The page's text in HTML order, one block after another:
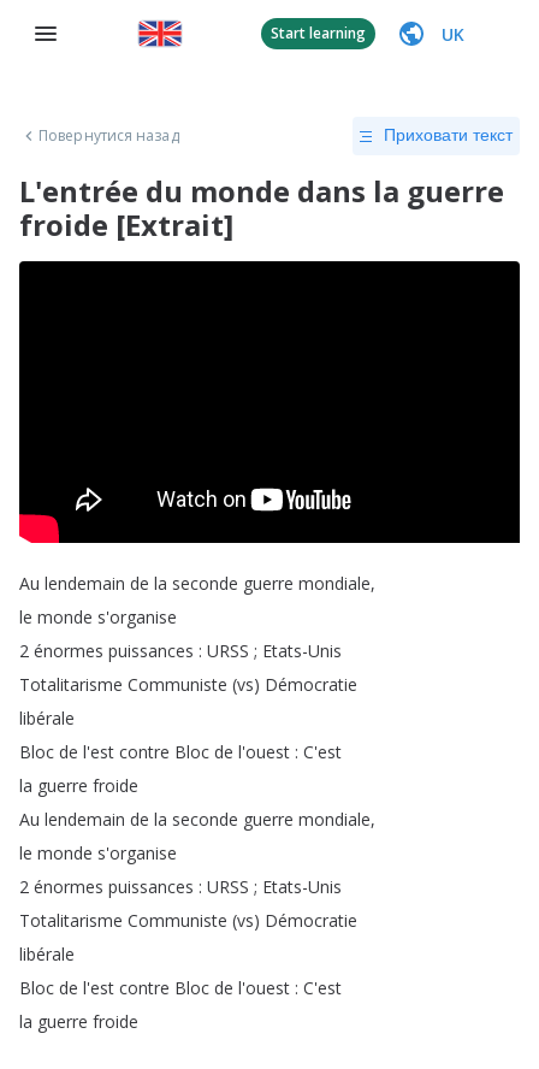
Start learning UK
Повернутися назад Приховати текст
L'entrée du monde dans la guerre
froide [Extrait]
Au lendemain de la seconde guerre mondiale,
le monde s'organise
2 énormes puissances : URSS ; Etats-Unis
Totalitarisme Communiste (vs) Démocratie
libérale
Bloc de l'est contre Bloc de l'ouest : C'est
la guerre froide
Au lendemain de la seconde guerre mondiale,
le monde s'organise
2 énormes puissances : URSS ; Etats-Unis
Totalitarisme Communiste (vs) Démocratie
libérale
Bloc de l'est contre Bloc de l'ouest : C'est
la guerre froide